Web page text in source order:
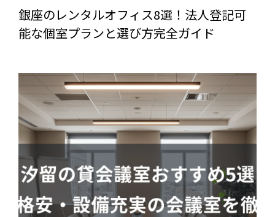
銀座のレンタルオフィス8選！法人登記可
能な個室プランと選び方完全ガイド